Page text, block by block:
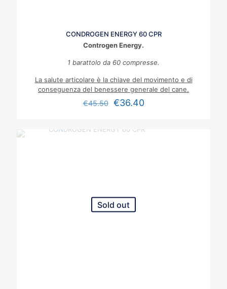
CONDROGEN ENERGY 60 CPR
Controgen Energy.
1 barattolo da 60 compresse.
La salute articolare è la chiave del movimento e di
conseguenza del benessere generale del cane.
€45.50 €36.40
Sold out